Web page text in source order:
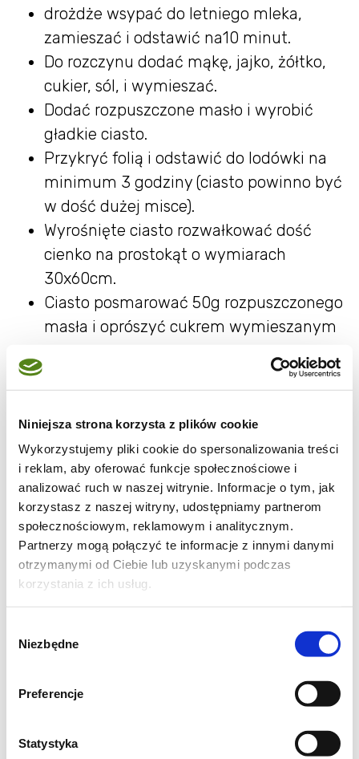
Niniejsza strona korzysta z plików cookie
Wykorzystujemy pliki cookie do spersonalizowania treści
i reklam, aby oferować funkcje społecznościowe i
analizować ruch w naszej witrynie. Informacje o tym, jak
korzystasz z naszej witryny, udostępniamy partnerom
społecznościowym, reklamowym i analitycznym.
Partnerzy mogą połączyć te informacje z innymi danymi
otrzymanymi od Ciebie lub uzyskanymi podczas
korzystania z ich usług.
zgody
Niezbędne
Preferencje
Statystyka
drożdże wsypać do letniego mleka,
zamieszać i odstawić na10 minut.
Do rozczynu dodać mąkę, jajko, żółtko,
cukier, sól, i wymieszać.
Dodać rozpuszczone masło i wyrobić
gładkie ciasto.
Przykryć folią i odstawić do lodówki na
minimum 3 godziny (ciasto powinno być
w dość dużej misce).
Wyrośnięte ciasto rozwałkować dość
cienko na prostokąt o wymiarach
30x60cm.
Ciasto posmarować 50g rozpuszczonego
masła i oprószyć cukrem wymieszanym
Zwinąć dość ciasno wzdłuż dłuższego
Kroić na ukos tworząc kawałki i bokach ok
2cmx7cm. Jak pokazano na zdjęciach
poniżej.
Każdy kawałek przyciskać drewnianym
trzonkiem przez środek do samego dołu,
uważając jednocześnie, by nie przeciąć
ciasta.
Układać na blasze pozostawiając dość
sporo urosną.
Piec w nagrzanym piekarniku do 190°C
przez ok 20 minut na złoty kolor.
przestudzeniu. Ciepłe mogą się połamać.